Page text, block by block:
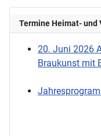
Termine Heimat- und
20. Juni 2026
Braukunst mit